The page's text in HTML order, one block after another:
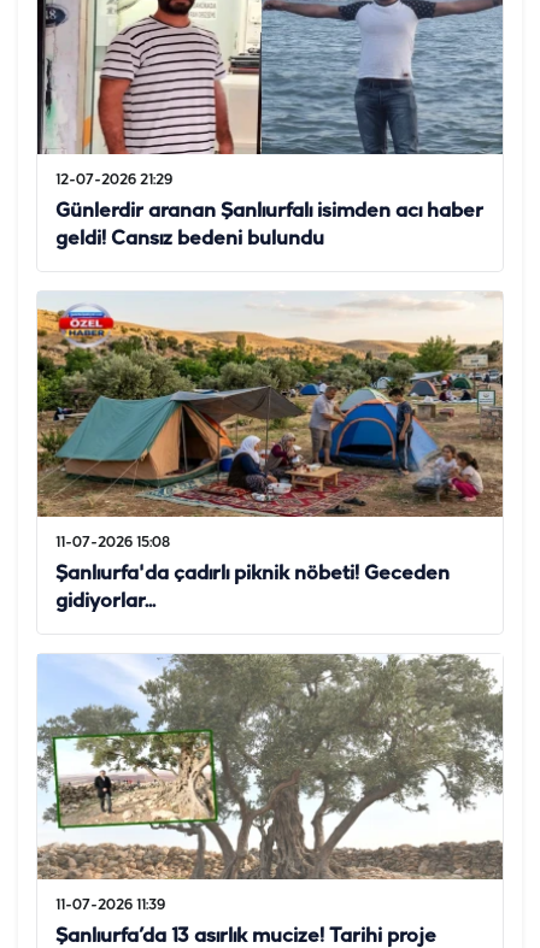
12-07-2026 21:29
Günlerdir aranan Şanlıurfalı isimden acı haber
geldi! Cansız bedeni bulundu
11-07-2026 15:08
Şanlıurfa'da çadırlı piknik nöbeti! Geceden
gidiyorlar...
11-07-2026 11:39
Şanlıurfa’da 13 asırlık mucize! Tarihi proje